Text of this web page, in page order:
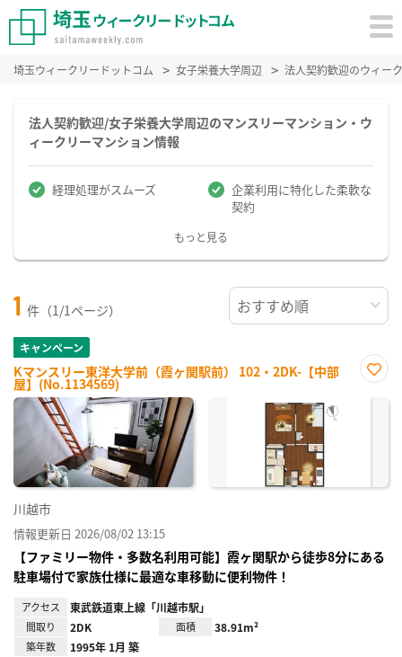
埼玉ウィークリードットコム 女子栄養大学周辺 法人契約歓迎のウィー
法人契約歓迎/女子栄養大学周辺のマンスリーマンション・ウ
ィークリーマンション情報
経理処理がスムーズ
企業利用に特化した柔軟な
契約
もっと見る
1 件（1/1ページ）
キャンペーン
Kマンスリー東洋大学前（霞ヶ関駅前） 102・2DK-【中部
屋】(No.1134569)
に入
川越市
情報更新日 2026/08/02 13:15
【ファミリー物件・多数名利用可能】霞ヶ関駅から徒歩8分にある
駐車場付で家族仕様に最適な車移動に便利物件！
アクセス 東武鉄道東上線「川越市駅」
間取り 2DK 面積 38.91m²
築年数 1995年 1月 築